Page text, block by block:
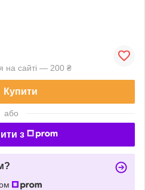
на сайті — 200 ₴
Купити
або
з